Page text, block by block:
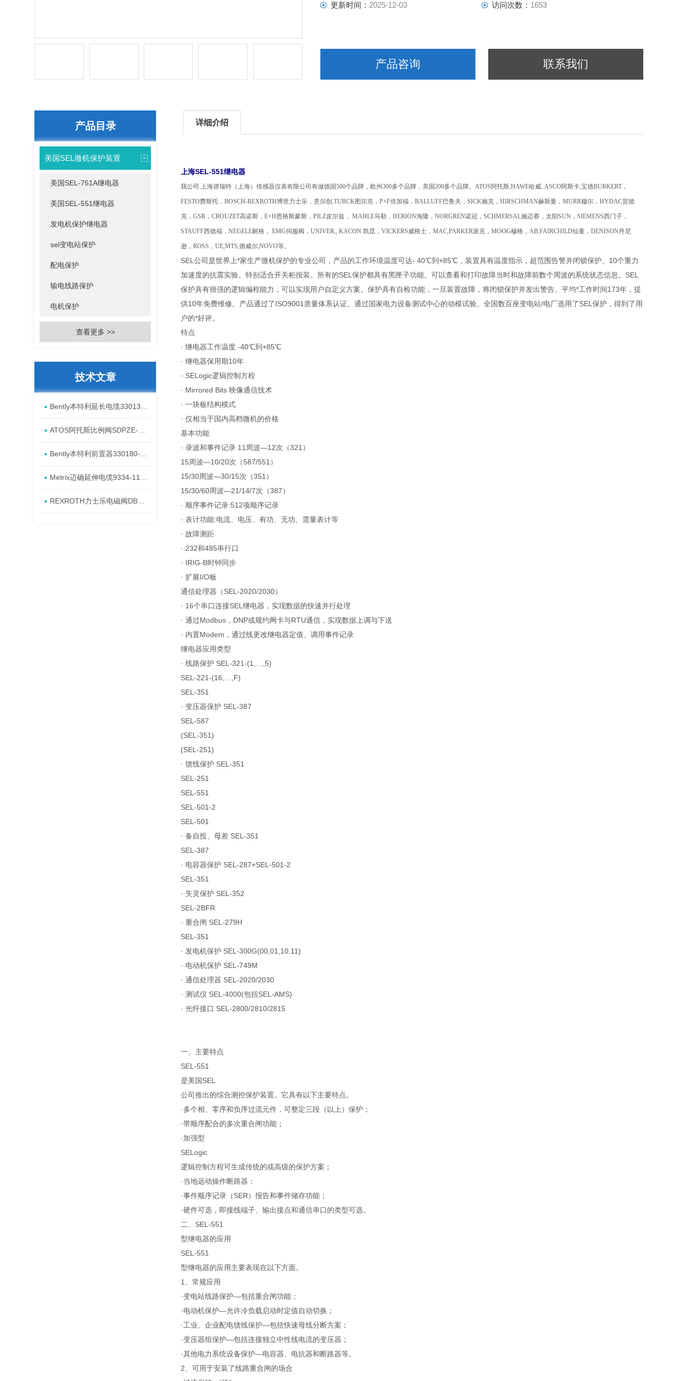
更新时间： 2025-12-03 访问次数： 1653
产品咨询 联系我们
产品目录
美国SEL微机保护装置
美国SEL-751A继电器
美国SEL-551继电器
发电机保护继电器
sel变电站保护
配电保护
输电线路保护
电机保护
查看更多 >>
技术文章
详细介绍
上海SEL-551继电器
我公司 上海谱瑞特（上海）传感器仪表有限公司有做德国500个品牌，欧州300多个品牌，美国200多个品牌。ATOS阿托斯,HAWE哈威, ASCO阿斯卡,宝德BURKERT，
FESTO费斯托，BOSCH-REXROTH博世力士乐，意尔创,TURCK图尔克，P+F倍加福，BALLUFF巴鲁夫，SICK施克，HIRSCHMAN赫斯曼，MURR穆尔，HYDAC贺德
克，GSR，CROUZET高诺斯，E+H恩格斯豪斯，PILZ皮尔兹， MAHLE马勒，HERION海隆，NORGREN诺冠，SCHMERSAL施迈赛，太阳SUN，SIEMENS西门子，
STAUFF西德福，NEGELE耐格， EMG伺服阀，UNIVER,, KACON 凯昆，VICKERS威格士，MAC,PARKER派克，MOOG穆格，AB,FAIRCHILD仙童，DENISON丹尼
逊，ROSS，UE,MTS,德威尔,NOVO等。
SEL公司是世界上*家生产微机保护的专业公司，产品的工作环境温度可达- 40℃到+85℃，装置具有温度指示，超范围告警并闭锁保护。10个重力
加速度的抗震实验。特别适合开关柜按装。所有的SEL保护都具有黑匣子功能。可以查看和打印故障当时和故障前数个周波的系统状态信息。SEL
保护具有很强的逻辑编程能力，可以实现用户自定义方案。保护具有自检功能，一旦装置故障，将闭锁保护并发出警告。平均*工作时间173年，提
供10年免费维修。产品通过了ISO9001质量体系认证。通过国家电力设备测试中心的动模试验。全国数百座变电站/电厂选用了SEL保护，得到了用
户的*好评。
特点
· 继电器工作温度 -40℃到+85℃
· 继电器保用期10年
· SELogic逻辑控制方程
· Mirrored Bits 映像通信技术
· 一块板结构模式
· 仅相当于国内高档微机的价格
基本功能
· 录波和事件记录 11周波—12次（321）
15周波—10/20次（587/551）
15/30周波—30/15次（351）
15/30/60周波—21/14/7次（387）
· 顺序事件记录:512项顺序记录
· 表计功能:电流、电压、有功、无功、需量表计等
· 故障测距
· 232和485串行口
· IRIG-B时钟同步
· 扩展I/O板
通信处理器（SEL-2020/2030）
· 16个串口连接SEL继电器，实现数据的快速并行处理
· 通过Modbus，DNP或规约网卡与RTU通信，实现数据上调与下送
· 内置Modem，通过线更改继电器定值、调用事件记录
继电器应用类型
· 线路保护 SEL-321-(1,…,5)
SEL-221-(16,…,F)
SEL-351
· 变压器保护 SEL-387
SEL-587
(SEL-351)
(SEL-251)
· 馈线保护 SEL-351
SEL-251
SEL-551
SEL-501-2
SEL-501
· 备自投、母差 SEL-351
SEL-387
· 电容器保护 SEL-287+SEL-501-2
SEL-351
· 失灵保护 SEL-352
SEL-2BFR
· 重合闸 SEL-279H
SEL-351
· 发电机保护 SEL-300G(00,01,10,11)
· 电动机保护 SEL-749M
· 通信处理器 SEL-2020/2030
· 测试仪 SEL-4000(包括SEL-AMS)
· 光纤接口 SEL-2800/2810/2815
一、主要特点
SEL-551
是美国SEL
公司推出的综合测控保护装置。它具有以下主要特点。
·多个相、零序和负序过流元件，可整定三段（以上）保护；
·带顺序配合的多次重合闸功能；
·加强型
SELogic
逻辑控制方程可生成传统的或高级的保护方案；
·当地远动操作断路器；
·事件顺序记录（SER）报告和事件储存功能；
·硬件可选，即接线端子、输出接点和通信串口的类型可选。
二、SEL-551
型继电器的应用
SEL-551
型继电器的应用主要表现在以下方面。
1、常规应用
·变电站线路保护—包括重合闸功能；
·电动机保护—允许冷负载启动时定值自动切换；
·工业、企业配电馈线保护—包括快速母线分断方案；
·变压器组保护—包括连接独立中性线电流的变压器；
·其他电力系统设备保护—电容器、电抗器和断路器等。
2、可用于安装了线路重合闸的场合